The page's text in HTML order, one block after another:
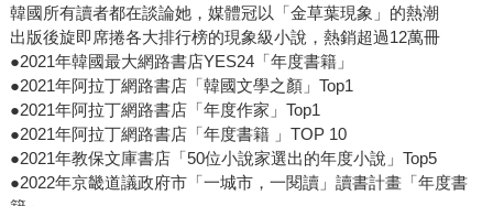
韓國所有讀者都在談論她，媒體冠以「金草葉現象」的熱潮
出版後旋即席捲各大排行榜的現象級小說，熱銷超過12萬冊
●2021年韓國最大網路書店YES24「年度書籍」
●2021年阿拉丁網路書店「韓國文學之顏」Top1
●2021年阿拉丁網路書店「年度作家」Top1
●2021年阿拉丁網路書店「年度書籍 」TOP 10
●2021年教保文庫書店「50位小說家選出的年度小說」Top5
●2022年京畿道議政府市「一城市，一閱讀」讀書計畫「年度書